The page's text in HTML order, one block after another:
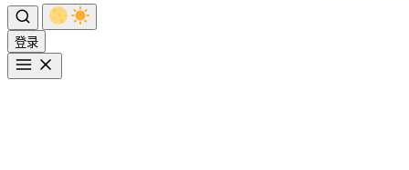
登录